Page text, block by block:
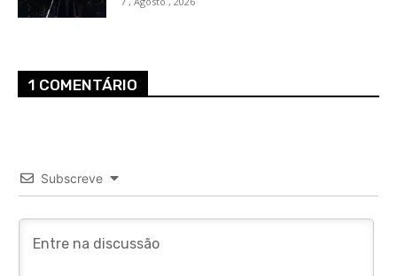
1 COMENTÁRIO
Subscreve